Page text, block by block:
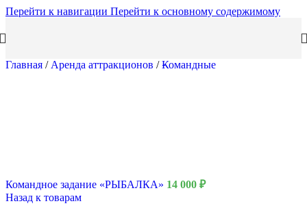
Перейти к навигации Перейти к основному содержимому
Главная / Аренда аттракционов / Командные
Командное задание «РЫБАЛКА» 14 000 ₽
Назад к товарам